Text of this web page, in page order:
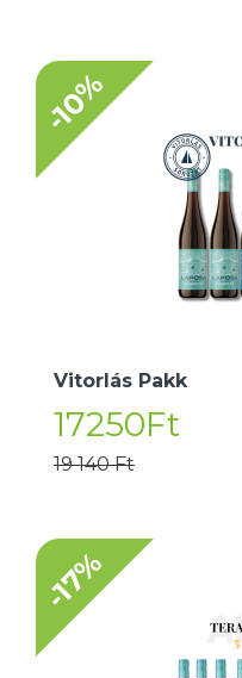
-10%
Vitorlás Pakk
17250Ft
19 140 Ft
-17%